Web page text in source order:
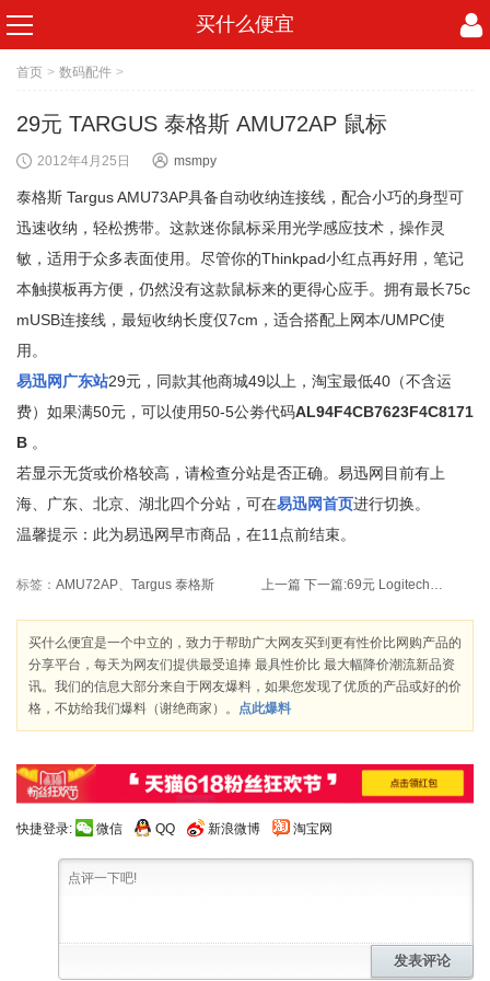
买什么便宜
首页 > 数码配件 >
29元 TARGUS 泰格斯 AMU72AP 鼠标
2012年4月25日 msmpy
泰格斯 Targus AMU73AP具备自动收纳连接线，配合小巧的身型可
迅速收纳，轻松携带。这款迷你鼠标采用光学感应技术，操作灵
敏，适用于众多表面使用。尽管你的Thinkpad小红点再好用，笔记
本触摸板再方便，仍然没有这款鼠标来的更得心应手。拥有最长75c
mUSB连接线，最短收纳长度仅7cm，适合搭配上网本/UMPC使
用。
易迅网广东站29元，同款其他商城49以上，淘宝最低40（不含运
费）如果满50元，可以使用50-5公劵代码AL94F4CB7623F4C8171
B 。
若显示无货或价格较高，请检查分站是否正确。易迅网目前有上
海、广东、北京、湖北四个分站，可在易迅网首页进行切换。
温馨提示：此为易迅网早市商品，在11点前结束。
标签： AMU72AP、 Targus 泰格斯 上一篇 下一篇: 69元 Logitech 罗技 M215 II代 无线鼠标
买什么便宜是一个中立的，致力于帮助广大网友买到更有性价比网购产品的
分享平台，每天为网友们提供最受追捧 最具性价比 最大幅降价潮流新品资
讯。我们的信息大部分来自于网友爆料，如果您发现了优质的产品或好的价
格，不妨给我们爆料（谢绝商家）。 点此爆料
快捷登录: 微信 QQ 新浪微博 淘宝网
发表评论